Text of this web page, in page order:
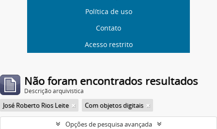
Política de uso
Contato
Acesso restrito
Não foram encontrados resultados
Descrição arquivística
José Roberto Rios Leite Com objetos digitais
Opções de pesquisa avançada